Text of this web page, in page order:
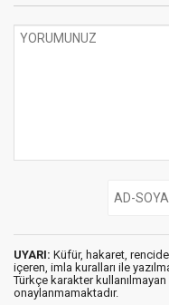
UYARI: Küfür, hakaret,
içeren, imla kuralları ile
Türkçe karakter
onaylanmamaktadır.